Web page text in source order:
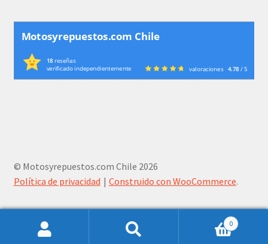
Motosyrepuestos.com Chile
18reseñas
verificado independientemente valoraciones 4.78/ 5
© Motosyrepuestos.com Chile 2026
Política de privacidad
Construido con WooCommerce.
0